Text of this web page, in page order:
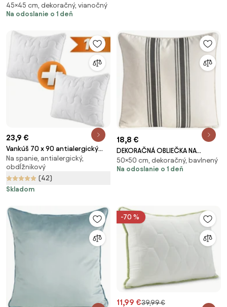
OBLIEČKA NA VANKÚŠ EASTER8
45X45 CM VZOROVANÁ
45×45 cm, dekoračný, vianočný
Na odoslanie o 1 deň
23,9 €
Vankúš 70 x 90 antialergický
prešívaný EMI premium 1+1
ZADARMO
Na spanie, antialergický,
obdĺžnikový
(42)
Skladom
18,8 €
DEKORAČNÁ OBLIEČKA NA
VANKÚŠ LEN32 50X50 CM
VZOROVANÁ
50×50 cm, dekoračný, bavlnený
Na odoslanie o 1 deň
-70 %
11,99 €39,99 €